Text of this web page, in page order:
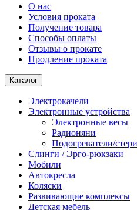
О нас
Условия проката
Получение товара
Способы оплаты
Отзывы о прокате
Продление проката
Каталог
Электрокачели
Электронные устройства
Электронные весы
Радионяни
Подогреватели/
Слинги / Эрго-рюкзаки
Мобили
Автокресла
Коляски
Развивающие комплексы
Детская мебель